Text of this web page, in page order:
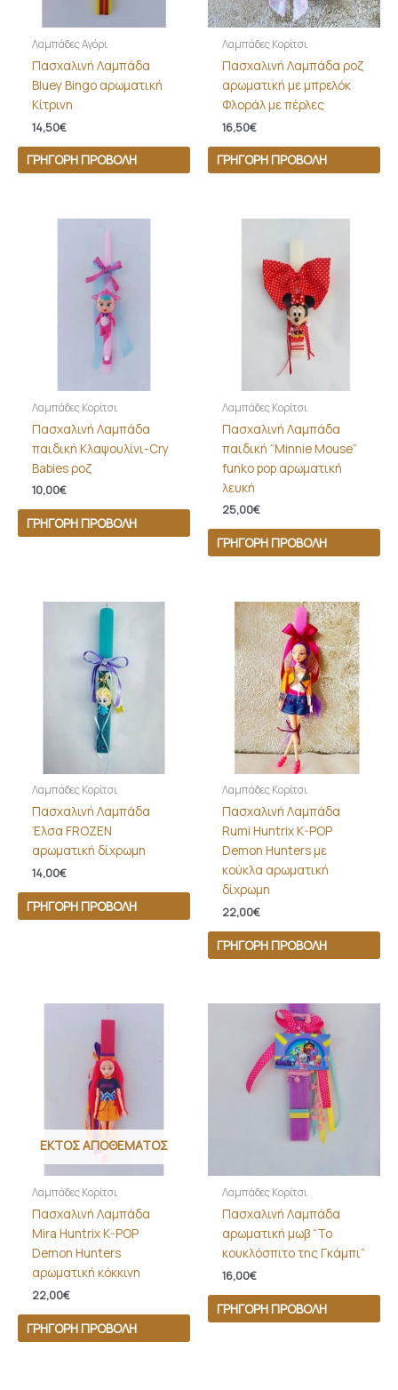
Λαμπάδες Αγόρι
Πασχαλινή Λαμπάδα
Bluey Bingo αρωματική
Κίτρινη
14,50€
ΓΡΉΓΟΡΗ ΠΡΟΒΟΛΉ
Λαμπάδες Κορίτσι
Πασχαλινή Λαμπάδα ροζ
αρωματική με μπρελόκ
Φλοράλ με πέρλες
16,50€
ΓΡΉΓΟΡΗ ΠΡΟΒΟΛΉ
Λαμπάδες Κορίτσι
Πασχαλινή Λαμπάδα
παιδική Κλαψουλίνι-Cry
Babies ροζ
10,00€
ΓΡΉΓΟΡΗ ΠΡΟΒΟΛΉ
Λαμπάδες Κορίτσι
Πασχαλινή Λαμπάδα
παιδική “Minnie Mouse”
funko pop αρωματική
λευκή
25,00€
ΓΡΉΓΟΡΗ ΠΡΟΒΟΛΉ
Λαμπάδες Κορίτσι
Πασχαλινή Λαμπάδα
Έλσα FROZEN
αρωματική δίχρωμη
14,00€
ΓΡΉΓΟΡΗ ΠΡΟΒΟΛΉ
Λαμπάδες Κορίτσι
Πασχαλινή Λαμπάδα
Rumi Huntrix K-POP
Demon Hunters με
κούκλα αρωματική
δίχρωμη
22,00€
ΓΡΉΓΟΡΗ ΠΡΟΒΟΛΉ
ΕΚΤΌΣ ΑΠΟΘΈΜΑΤΟΣ
Λαμπάδες Κορίτσι
Πασχαλινή Λαμπάδα
Mira Huntrix K-POP
Demon Hunters
αρωματική κόκκινη
22,00€
ΓΡΉΓΟΡΗ ΠΡΟΒΟΛΉ
Λαμπάδες Κορίτσι
Πασχαλινή Λαμπάδα
αρωματική μωβ “Το
κουκλόσπιτο της Γκάμπι”
16,00€
ΓΡΉΓΟΡΗ ΠΡΟΒΟΛΉ